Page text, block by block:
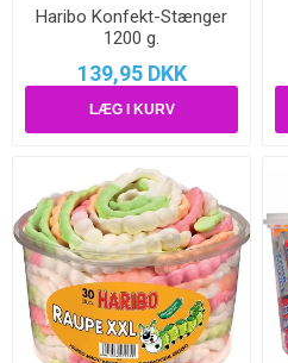
Haribo Konfekt-Stænger
1200 g.
139,95 DKK